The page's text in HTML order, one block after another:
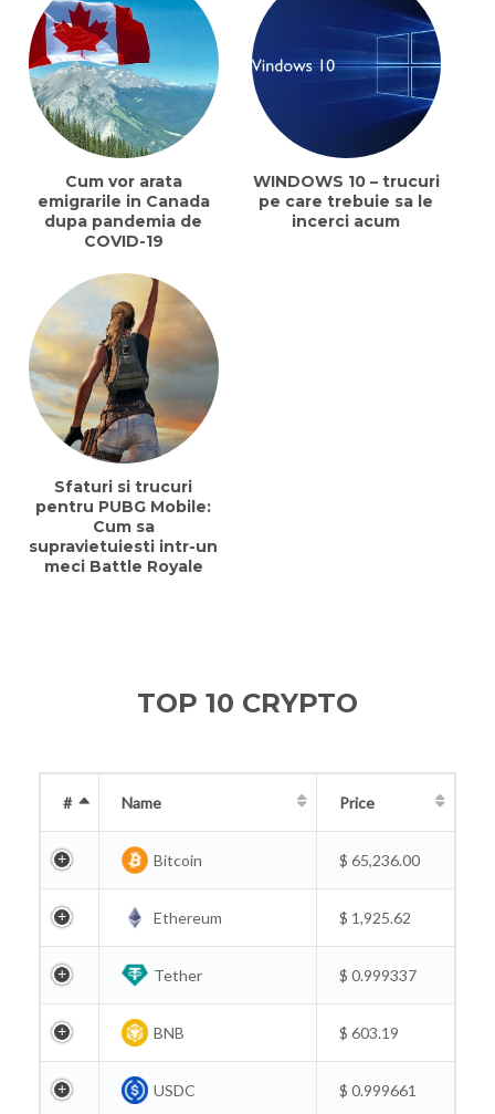
Cum vor arata
emigrarile in Canada
dupa pandemia de
COVID-19
WINDOWS 10 – trucuri
pe care trebuie sa le
incerci acum
Sfaturi si trucuri
pentru PUBG Mobile:
Cum sa
supravietuiesti intr-un
meci Battle Royale
TOP 10 CRYPTO
# Name Price
1 Bitcoin $ 65,236.00
2 Ethereum $ 1,925.62
3 Tether $ 0.999337
4 BNB $ 603.19
5 USDC $ 0.999661